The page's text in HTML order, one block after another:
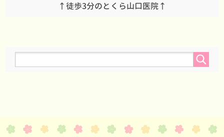
↑徒歩3分のとくら山口医院↑